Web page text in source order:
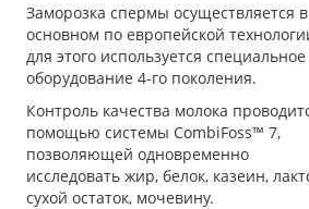
Заморозка спермы осуществляется в
основном по европейской
для этого используется специальное
оборудование 4-го поколения.
Контроль качества молока
помощью системы CombiFoss™ 7,
позволяющей одновременно
исследовать жир, белок, казеин,
сухой остаток, мочевину.